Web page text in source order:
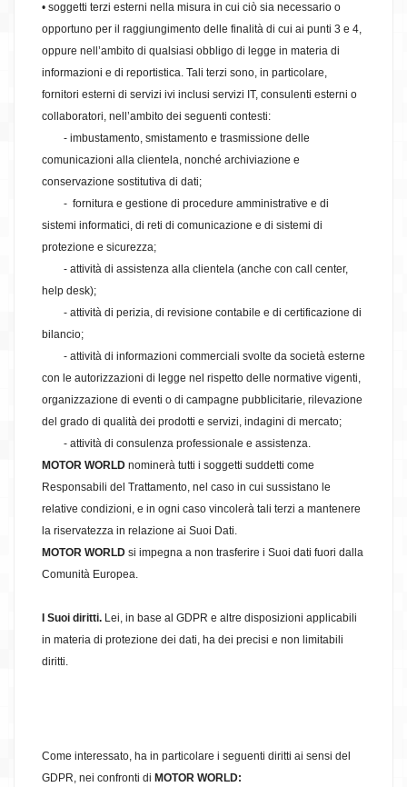
• soggetti terzi esterni nella misura in cui ciò sia necessario o
opportuno per il raggiungimento delle finalità di cui ai punti 3 e 4,
oppure nell’ambito di qualsiasi obbligo di legge in materia di
informazioni e di reportistica. Tali terzi sono, in particolare,
fornitori esterni di servizi ivi inclusi servizi IT, consulenti esterni o
collaboratori, nell’ambito dei seguenti contesti:
- imbustamento, smistamento e trasmissione delle
comunicazioni alla clientela, nonché archiviazione e
conservazione sostitutiva di dati;
- fornitura e gestione di procedure amministrative e di
sistemi informatici, di reti di comunicazione e di sistemi di
protezione e sicurezza;
- attività di assistenza alla clientela (anche con call center,
help desk);
- attività di perizia, di revisione contabile e di certificazione di
bilancio;
- attività di informazioni commerciali svolte da società esterne
con le autorizzazioni di legge nel rispetto delle normative vigenti,
organizzazione di eventi o di campagne pubblicitarie, rilevazione
del grado di qualità dei prodotti e servizi, indagini di mercato;
- attività di consulenza professionale e assistenza.
MOTOR WORLD nominerà tutti i soggetti suddetti come
Responsabili del Trattamento, nel caso in cui sussistano le
relative condizioni, e in ogni caso vincolerà tali terzi a mantenere
la riservatezza in relazione ai Suoi Dati.
MOTOR WORLD si impegna a non trasferire i Suoi dati fuori dalla
Comunità Europea.
I Suoi diritti. Lei, in base al GDPR e altre disposizioni applicabili
in materia di protezione dei dati, ha dei precisi e non limitabili
diritti.
Come interessato, ha in particolare i seguenti diritti ai sensi del
GDPR, nei confronti di MOTOR WORLD: